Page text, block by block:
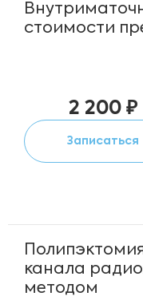
стоимости
2 200 ₽
Записаться
канала
методом